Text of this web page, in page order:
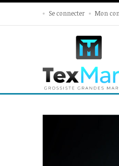
Se connecter Mon